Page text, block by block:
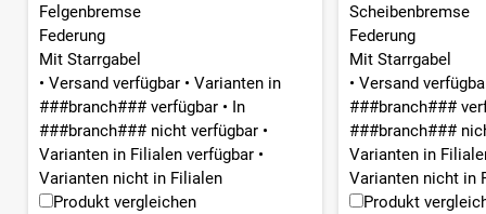
Felgenbremse
Federung
Mit Starrgabel
• Versand verfügbar • Varianten in
###branch### verfügbar • In
###branch### nicht verfügbar •
Varianten in Filialen verfügbar •
Varianten nicht in Filialen
Produkt vergleichen
Scheibenbremse
Federung
Mit Starrgabel
• Versand
###branch###
###branch###
Varianten in
Varianten nicht in
Produkt